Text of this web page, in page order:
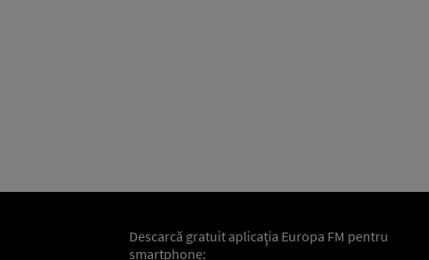
Descarcă gratuit aplicaţia Europa FM pentru
smartphone: